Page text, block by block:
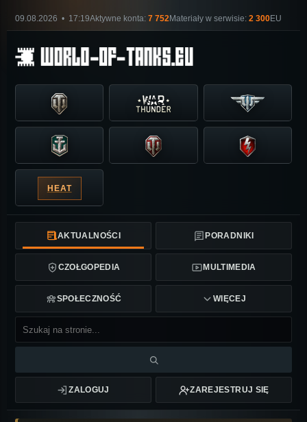
09.08.2026 • 17:19Aktywne konta: 7 752Materiały w serwisie: 2 300EU
HEAT
AKTUALNOŚCI PORADNIKI
CZOŁGOPEDIA MULTIMEDIA
SPOŁECZNOŚĆ WIĘCEJ
ZALOGUJ ZAREJESTRUJ SIĘ